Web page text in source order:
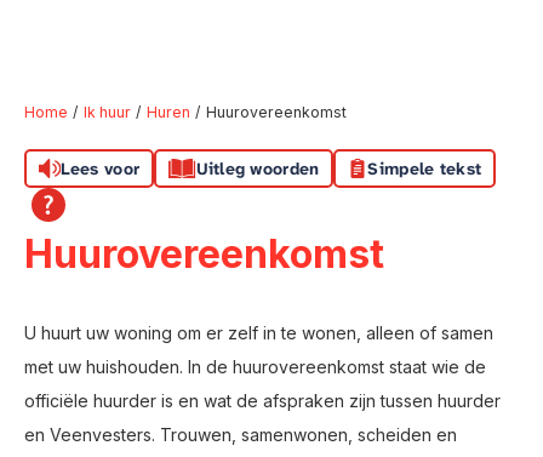
Naar hoofdinhoud
Naar hoofdnavigatiemenu
Naar zoeken
Home Ik huur Huren Huurovereenkomst
Lees voor Uitleg woorden Simpele tekst
Huurovereenkomst
U huurt uw woning om er zelf in te wonen, alleen of samen
met uw huishouden. In de huurovereenkomst staat wie de
officiële huurder is en wat de afspraken zijn tussen huurder
en Veenvesters. Trouwen, samenwonen, scheiden en